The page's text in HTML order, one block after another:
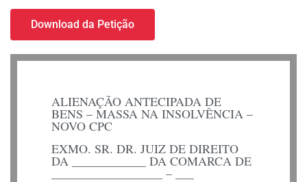
Download da Petição
ALIENAÇÃO ANTECIPADA DE
BENS – MASSA NA INSOLVÊNCIA –
NOVO CPC
EXMO. SR. DR. JUIZ DE DIREITO
DA ____________ DA COMARCA DE
__________________ – ___